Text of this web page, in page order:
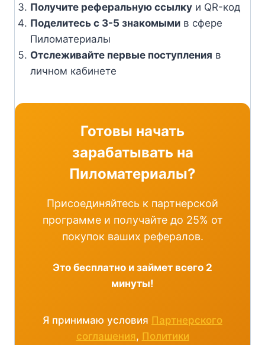
Получите реферальную ссылкуи QR-код
Поделитесь с 3-5 знакомымив сфере
Пиломатериалы
Отслеживайте первые поступления в
личном кабинете
Готовы начать
зарабатывать на
Пиломатериалы?
Присоединяйтесь к партнерской
программе и получайте до 25% от
покупок ваших рефералов.
Это бесплатно и займет всего 2
минуты!
Я принимаю условия Партнерского
соглашения, Политики